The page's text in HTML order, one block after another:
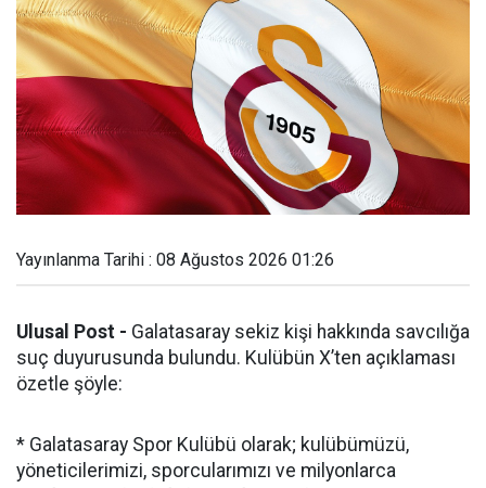
Yayınlanma Tarihi : 08 Ağustos 2026 01:26
Ulusal Post - Galatasaray sekiz kişi hakkında savcılığa
suç duyurusunda bulundu. Kulübün X’ten açıklaması
özetle şöyle:
* Galatasaray Spor Kulübü olarak; kulübümüzü,
yöneticilerimizi, sporcularımızı ve milyonlarca